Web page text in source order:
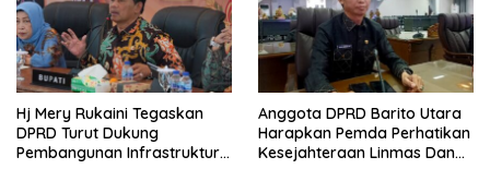
Hj Mery Rukaini Tegaskan
DPRD Turut Dukung
Pembangunan Infrastruktur
Anggota DPRD Barito Utara
Harapkan Pemda Perhatikan
Kesejahteraan Linmas Dan